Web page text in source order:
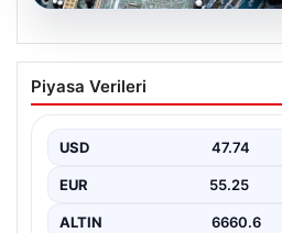
08.08.2026
Profesyonel IT
Sürdürülebilir Hizmetleri
parklarını sürekli periyotlarla
güncelleme operasyonlarında
Piyasa Verileri
USD 47.74
EUR 55.25
ALTIN 6660.6